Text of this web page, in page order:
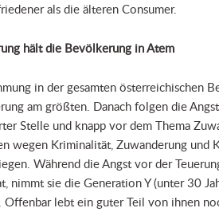
als die älteren Consumer.
hält die Bevölkerung in Atem
in der gesamten österreichischen
am größten. Danach folgen die
Stelle und knapp vor dem Thema
wegen Kriminalität, Zuwanderung und
Während die Angst vor der
nimmt sie die Generation Y (unter 30
Offenbar lebt ein guter Teil von ihnen